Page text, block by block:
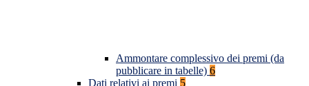
Ammontare complessivo dei premi (da
pubblicare in tabelle) 6
Dati relativi ai premi 5